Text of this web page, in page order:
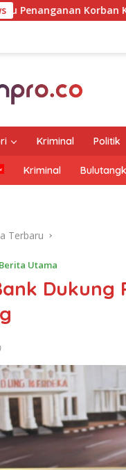
Mutiara Sentosa II di
Kriminal Politik
Kriminal
Terbaru
Berita Utama
Dukung